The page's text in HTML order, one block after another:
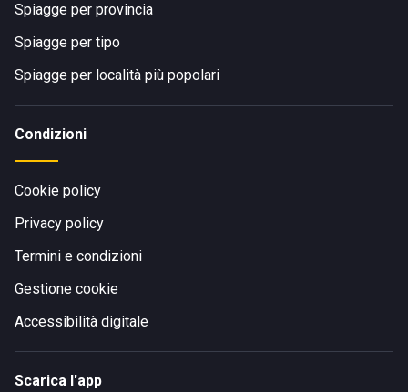
Spiagge per provincia
Spiagge per tipo
Spiagge per località più popolari
Condizioni
Cookie policy
Privacy policy
Termini e condizioni
Gestione cookie
Accessibilità digitale
Scarica l'app